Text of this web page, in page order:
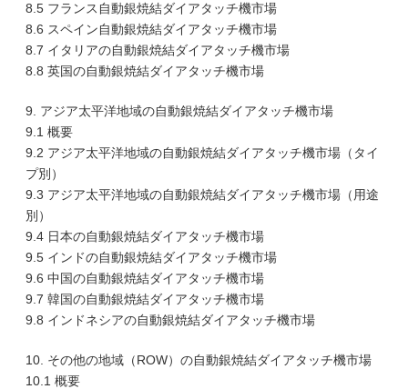
8.5 フランス自動銀焼結ダイアタッチ機市場
8.6 スペイン自動銀焼結ダイアタッチ機市場
8.7 イタリアの自動銀焼結ダイアタッチ機市場
8.8 英国の自動銀焼結ダイアタッチ機市場
9. アジア太平洋地域の自動銀焼結ダイアタッチ機市場
9.1 概要
9.2 アジア太平洋地域の自動銀焼結ダイアタッチ機市場（タイ
プ別）
9.3 アジア太平洋地域の自動銀焼結ダイアタッチ機市場（用途
別）
9.4 日本の自動銀焼結ダイアタッチ機市場
9.5 インドの自動銀焼結ダイアタッチ機市場
9.6 中国の自動銀焼結ダイアタッチ機市場
9.7 韓国の自動銀焼結ダイアタッチ機市場
9.8 インドネシアの自動銀焼結ダイアタッチ機市場
10. その他の地域（ROW）の自動銀焼結ダイアタッチ機市場
10.1 概要